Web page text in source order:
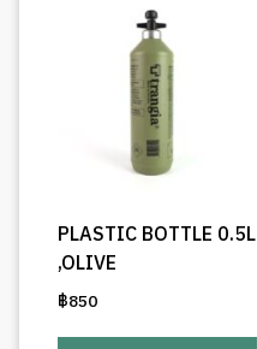
PLASTIC BOTTLE 0.5L
,OLIVE
฿850